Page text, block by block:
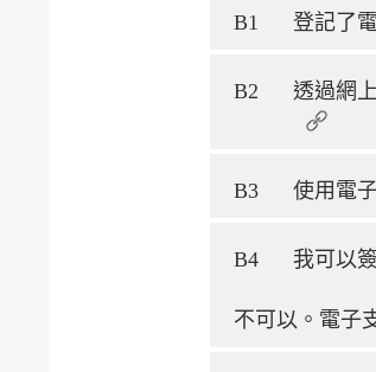
B1 登記了
B2 透過網
B3 使用電
B4 我可以
不可以。電子